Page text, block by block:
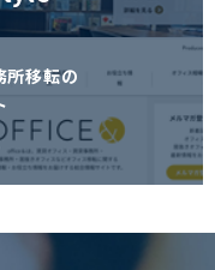
所移転の